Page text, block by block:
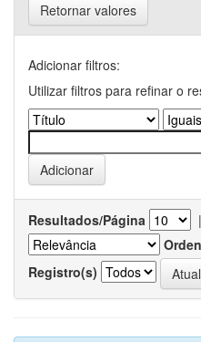
Retornar valores
Adicionar filtros:
Utilizar filtros para refinar o
Resultados/Página |
Registro(s)